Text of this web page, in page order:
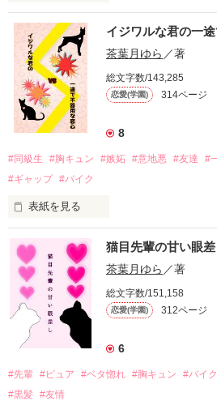
あざとい小悪魔になっていた。
(透瑠くん可愛い)
2020/9/26～2020/11/30
2021/10/17　修正完了
作品を読む
でも、なかなか心の壁は壊れなくて。
「本当のこと言ったら、
私のこと嫌いになるかもしれない」
「大丈夫。全部受け止めるから」
『褒め上手な先輩の「可愛い」が止ま
に出ていた景斗と葵の話です。
この作品単体だけでも読めるようにな
「上川くん、ありがとう！」
その笑顔……まさに天使だ！
A
「いやいや、あんな美人さんを名前で
両片思いでなかなか「好き」と言えな
ちょっと焦れったい二人のラブストー
2021/3/16　野いちご編集部オススメ作
そして──。
「虹色の雲を探しているんです」
「ぜひ、俺と一緒に探しましょう！」
「…………は？」
強火オタクのファンタジーボーイだっ
╎╎╎╎╎
╎╎╎╎╎
╎╎╎╎╎
☂　☂
放課後、時間の許す限りまで。
ただひたすら空を観察するだけのおか
お父さんの転勤により、生まれ育っ
かつて暮らしていたおじいちゃんとお
きたのだけど……。
「こーちゃん、おはよう〜」
向かいの家に住んでいたのは、
＊＊＊
頑張り屋＆ドジっ子
無自覚な童顔美少女
女嫌い＆クール(弟)
イジワルな君の一
茶葉月ゆら ／著
総文字数/143,285
恋愛(学園) 314ページ
8
#同級生 #胸キュン #嫉妬 #意地悪 #友達 #
#ギャップ #バイク
表紙を見る
午前7時50分。駅のホームにて。
「おはよー、りんコブラ」
「今日も綺麗なポニー……スネイクテ
イタズラっぽく笑いながら私の毛先を
猫目先輩の甘い眼差
茶葉月ゆら ／著
総文字数/151,158
恋愛(学園) 312ページ
6
#先輩 #ピュア #ベタ惚れ #胸キュン #バイク
#黒髪 #友情